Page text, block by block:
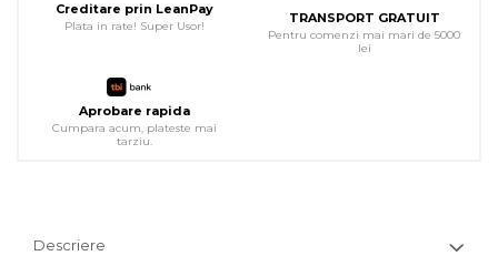
Creditare prin LeanPay
Plata in rate! Super Usor!
TRANSPORT GRATUIT
Pentru comenzi mai mari de 5000
lei
Aprobare rapida
Cumpara acum, plateste mai
tarziu.
Descriere